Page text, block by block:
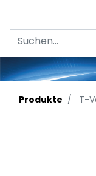
Produkte T-